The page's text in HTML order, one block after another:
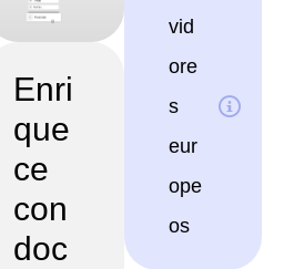
Enri
que
ce
con
doc
vid
ore
s
eur
ope
os